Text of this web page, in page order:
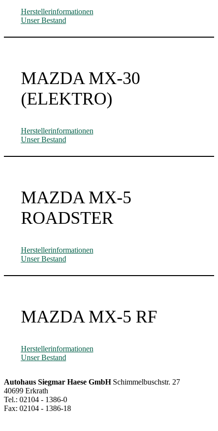
Herstellerinformationen
Unser Bestand
MAZDA MX-30
(ELEKTRO)
Herstellerinformationen
Unser Bestand
MAZDA MX-5
ROADSTER
Herstellerinformationen
Unser Bestand
MAZDA MX-5 RF
Herstellerinformationen
Unser Bestand
Autohaus Siegmar Haese GmbHSchimmelbuschstr. 27
40699 Erkrath
Tel.: 02104 - 1386-0
Fax: 02104 - 1386-18